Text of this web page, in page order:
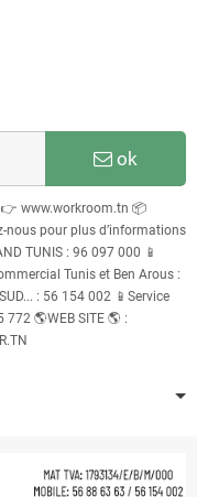
ok
👉 www.workroom.tn 📦
nous pour plus d’informations
TUNIS : 96 097 000 📱
Tunis et Ben Arous :
: 56 154 002 📱Service
🌎WEB SITE 🌎 :